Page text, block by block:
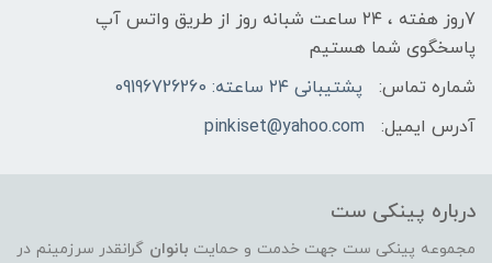
7روز هفته ، ۲۴ ساعت شبانه‌ روز از طریق واتس آپ
پاسخگوی شما هستیم
شماره تماس:
پشتیبانی ۲۴ ساعته: 09196726260
آدرس ایمیل:
pinkiset@yahoo.com
درباره پینکی ست
مجموعه پینکی ست جهت خدمت و حمایت بانوان گرانقدر سرزمینم در